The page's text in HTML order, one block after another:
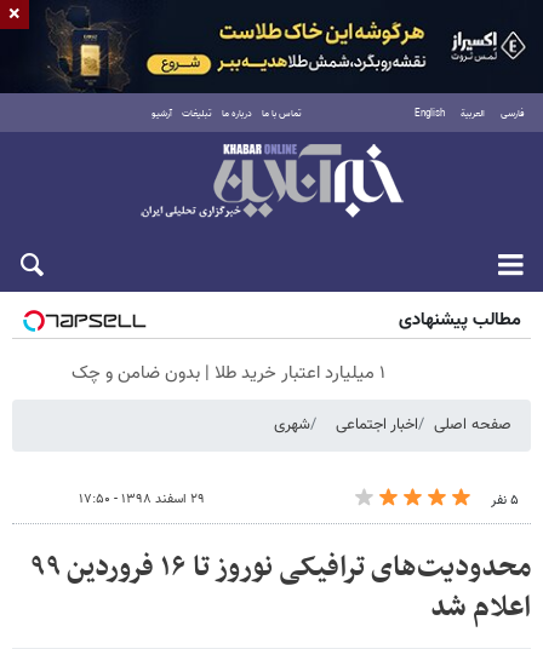
فارسی العربية English تماس با ما درباره ما تبلیغات آرشیو
پنجشنبه ۱۵ مرداد ۱۴۰۵
مطالب پیشنهادی
۱ میلیارد اعتبار خرید طلا | بدون ضامن و چک
صفحه اصلی اخبار اجتماعی شهری
۵ نفر ۲۹ اسفند ۱۳۹۸ - ۱۷:۵۰
محدودیت‌های ترافیکی نوروز تا ۱۶ فروردین ۹۹
اعلام شد
×